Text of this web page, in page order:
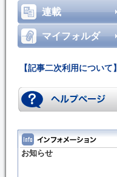
連載
マイフォルダ
【記事二次利用について】
お知らせ